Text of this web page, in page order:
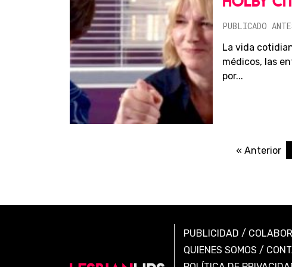
PUBLICADO
La vida
médicos, las
por...
« Anterior
PUBLICIDAD /
QUIENES SOMOS /